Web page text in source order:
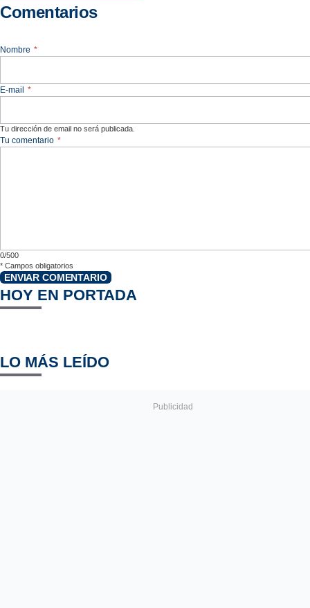
Comentarios
Nombre *
E-mail *
Tu dirección de email no será publicada.
Tu comentario *
0/500
* Campos obligatorios
ENVIAR COMENTARIO
HOY EN PORTADA
LO MÁS LEÍDO